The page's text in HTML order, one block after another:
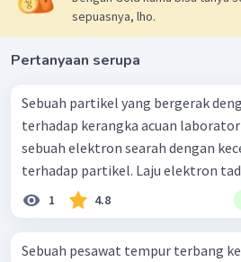
sepuasnya, lho.
Pertanyaan serupa
Sebuah partikel yang bergerak
terhadap kerangka acuan
sebuah elektron searah dengan
terhadap partikel. Laju elektron
1 4.8
Sebuah pesawat tempur terbang